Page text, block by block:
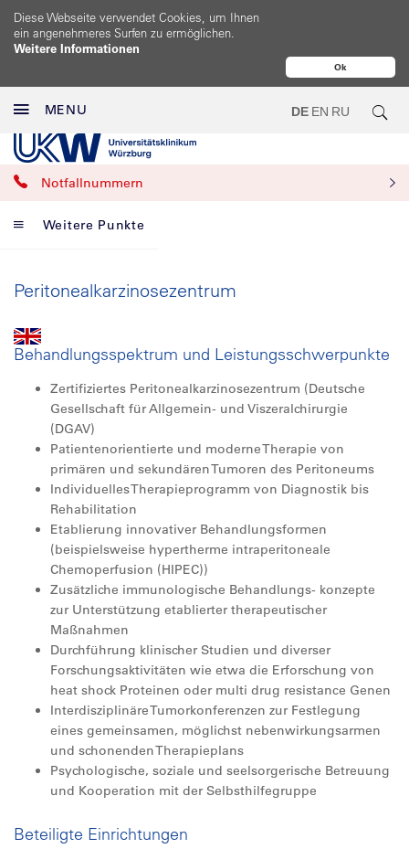
Ok
Diese Webseite verwendet Cookies, um Ihnen
ein angenehmeres Surfen zu ermöglichen.
Weitere Informationen
MENU DE EN RU
Notfallnummern
Weitere Punkte
Peritonealkarzinosezentrum
Behandlungsspektrum und Leistungsschwerpunkte
Zertifiziertes Peritonealkarzinosezentrum (Deutsche
Gesellschaft für Allgemein- und Viszeralchirurgie
(DGAV)
Patientenorientierte und moderne Therapie von
primären und sekundären Tumoren des Peritoneums
Individuelles Therapieprogramm von Diagnostik bis
Rehabilitation
Etablierung innovativer Behandlungsformen
(beispielsweise hypertherme intraperitoneale
Chemoperfusion (HIPEC))
Zusätzliche immunologische Behandlungs- konzepte
zur Unterstützung etablierter therapeutischer
Maßnahmen
Durchführung klinischer Studien und diverser
Forschungsaktivitäten wie etwa die Erforschung von
heat shock Proteinen oder multi drug resistance Genen
Interdisziplinäre Tumorkonferenzen zur Festlegung
eines gemeinsamen, möglichst nebenwirkungsarmen
und schonenden Therapieplans
Psychologische, soziale und seelsorgerische Betreuung
und Kooperation mit der Selbsthilfegruppe
Beteiligte Einrichtungen